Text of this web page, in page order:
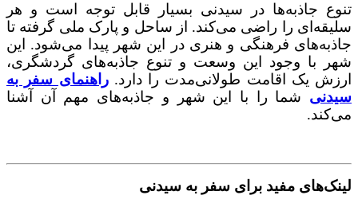
تنوع جاذبه‌ها در سیدنی بسیار قابل توجه است و هر
سلیقه‌ای را راضی می‌کند. از ساحل و پارک ملی گرفته تا
جاذبه‌های فرهنگی و هنری در این شهر پیدا می‌شود. این
شهر با وجود این وسعت و تنوع جاذبه‌های گردشگری،
ارزش یک اقامت طولانی‌مدت را دارد.راهنمای سفر به
سیدنی شما را با این شهر و جاذبه‌های مهم آن آشنا
می‌کند.
لینک‌های مفید برای سفر به سیدنی